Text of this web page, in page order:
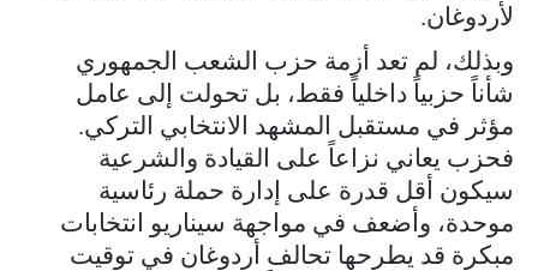
لأردوغان.
وبذلك، لم تعد أزمة حزب الشعب الجمهوري
شأناً حزبياً داخلياً فقط، بل تحولت إلى عامل
مؤثر في مستقبل المشهد الانتخابي التركي.
فحزب يعاني نزاعاً على القيادة والشرعية
سيكون أقل قدرة على إدارة حملة رئاسية
موحدة، وأضعف في مواجهة سيناريو انتخابات
مبكرة قد يطرحها تحالف أردوغان في توقيت